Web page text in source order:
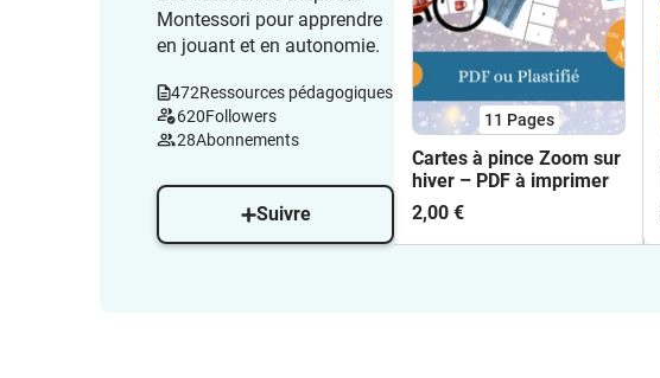
Montessori pour apprendre
en jouant et en autonomie.
472Ressources pédagogiques
620Followers
28Abonnements
Suivre
11 Pages
Cartes à pince Zoom sur
hiver – PDF à imprimer
2,00 €